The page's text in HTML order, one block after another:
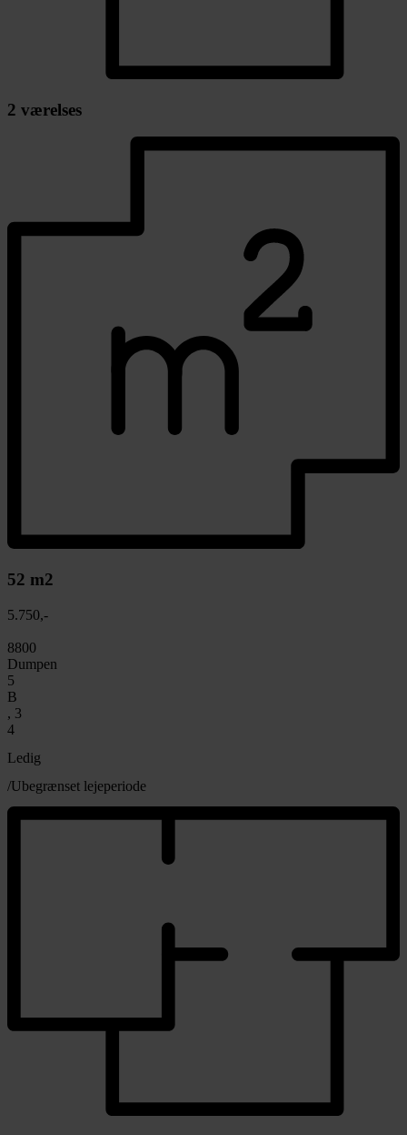
2 værelses
52 m2
5.750,-
8800
Dumpen
5
B
, 3
4
Ledig
/Ubegrænset lejeperiode